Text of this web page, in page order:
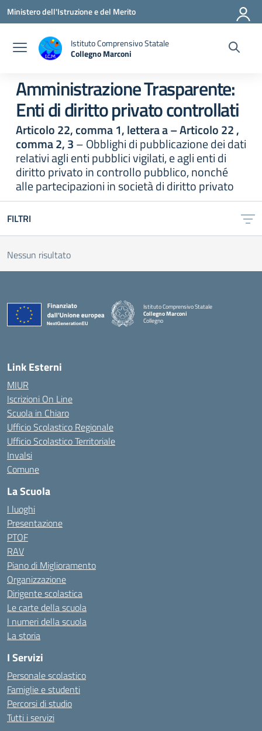
Vai ai contenuti
Vai al menu di navigazione
Vai al footer
Ministero dell'Istruzione e del Merito
Istituto Comprensivo Statale
Collegno Marconi
Amministrazione Trasparente:
Enti di diritto privato controllati
Articolo 22, comma 1, lettera a – Articolo 22 ,
comma 2, 3– Obblighi di pubblicazione dei dati
relativi agli enti pubblici vigilati, e agli enti di
diritto privato in controllo pubblico, nonché
alle partecipazioni in società di diritto privato
FILTRI
Nessun risultato
Istituto Comprensivo Statale
Collegno Marconi
Collegno
Link Esterni
MIUR
Iscrizioni On Line
Scuola in Chiaro
Ufficio Scolastico Regionale
Ufficio Scolastico Territoriale
Invalsi
Comune
La Scuola
I luoghi
Presentazione
PTOF
RAV
Piano di Miglioramento
Organizzazione
Dirigente scolastica
Le carte della scuola
I numeri della scuola
La storia
I Servizi
Personale scolastico
Famiglie e studenti
Percorsi di studio
Tutti i servizi